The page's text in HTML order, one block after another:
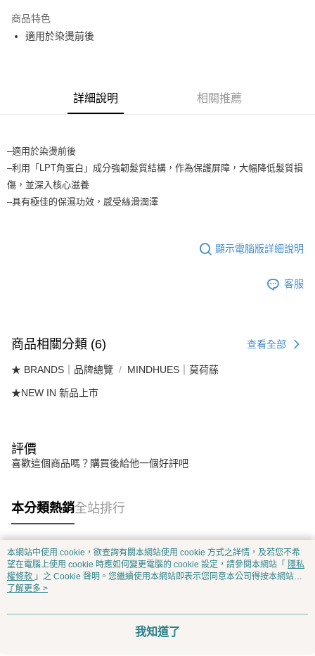
2.付款方式選擇「大哥付你分期」，訂單成立後會自動跳轉到大哥付的交易
流程，驗證手機門號後，選擇欲分期的期數、繳款截止日，確認付款後即完
成交易。
法說明評估內容。
【繳款方式說明】
2.透過簡訊連結打開帳單後，可選擇「超商條碼／台灣大直營門市／銀行轉
帳／街口支付／iPASS MONEY」等通路繳費。
【注意事項】
1.本服務係由「台灣大哥大股份有限公司」（以下簡稱本公司）所提供，讓
用戶於交易時，得透過本服務購買商品或服務，並由商店將買賣／分期付款
資料（包含姓名、電話或地址）提供予台灣大哥大進項蒐集、處理及利用，
由本公司與您本人進行分期帳單所需資料之確認、核對及更正。
運送方式
付款後全家取貨
7-11取貨付款
每筆NT$65，滿NT$1,699(含以上)免運費
付款後7-11取貨
商品特色
適用於染燙前後
詳細說明 相關推薦
–適用於染燙前後
–利用「LPT角蛋白」成分強韌髮質結構，作為保護屏障，大幅降低髮質損
傷，並深入核心滋養
–具有極佳的保濕功效，感受絲滑潤澤
顯示電腦版詳細說明
客服
商品相關分類 (6) 查看全部
★ BRANDS｜品牌總覽 MINDHUES｜莫荷蕬
★NEW IN 新品上市
評價
喜歡這個商品嗎？購買後給他一個好評吧
本分類熱銷全站排行
熱門標籤
本網站中使用 cookie，欲查詢有關本網站使用 cookie 方式之詳情，及若您不希
望在電腦上使用 cookie 時應如何變更電腦的 cookie 設定，請參閱本網站「 隱私
權條款 」之 Cookie 聲明。您繼續使用本網站即表示您同意本公司得按本網站使
用條款之 Cookie 聲明使用 cookie。
了解更多 >
我知道了